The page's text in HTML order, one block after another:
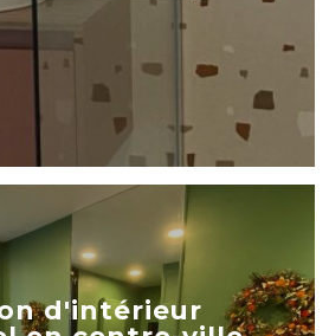
d'intérieur